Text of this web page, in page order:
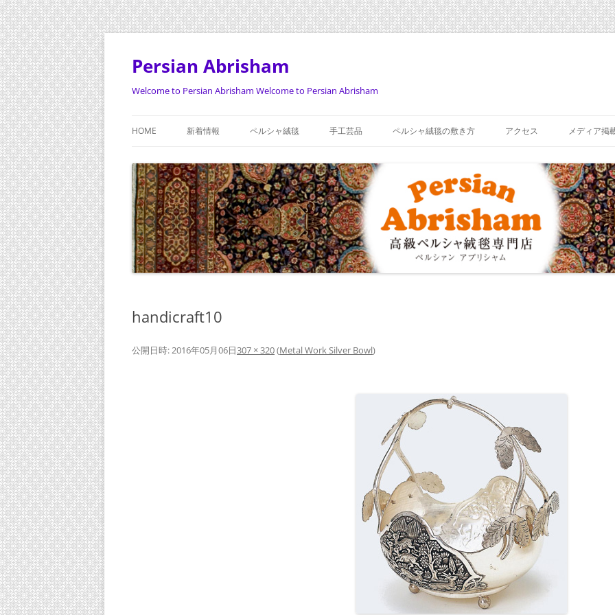
Persian Abrisham
Welcome to Persian Abrisham Welcome to Persian Abrisham
ン
テ
ス
キ
ッ
HOME 新着情報 ペルシャ絨毯 手工芸品 ペルシャ絨毯の敷き方 アクセス メディア掲
handicraft10
公開日時:2016年05月06日307 × 320(Metal Work Silver Bowl)